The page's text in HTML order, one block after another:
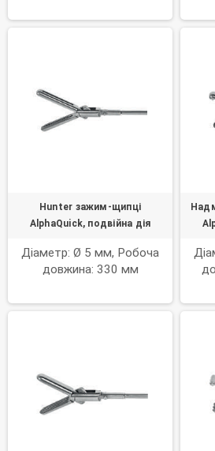
Hunter зажим-щипці
AlphaQuick, подвійна дія
Діаметр: Ø 5 мм, Робоча
довжина: 330 мм